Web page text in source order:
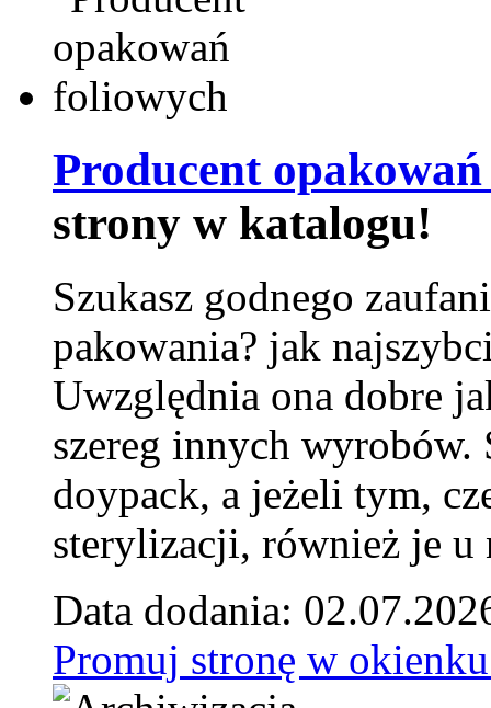
Producent
strony w katalogu!
Szukasz godnego
pakowania? jak
Uwzględnia ona dobre
szereg innych
doypack, a jeżeli tym,
sterylizacji, również je u
Data dodania:
Promuj stronę w